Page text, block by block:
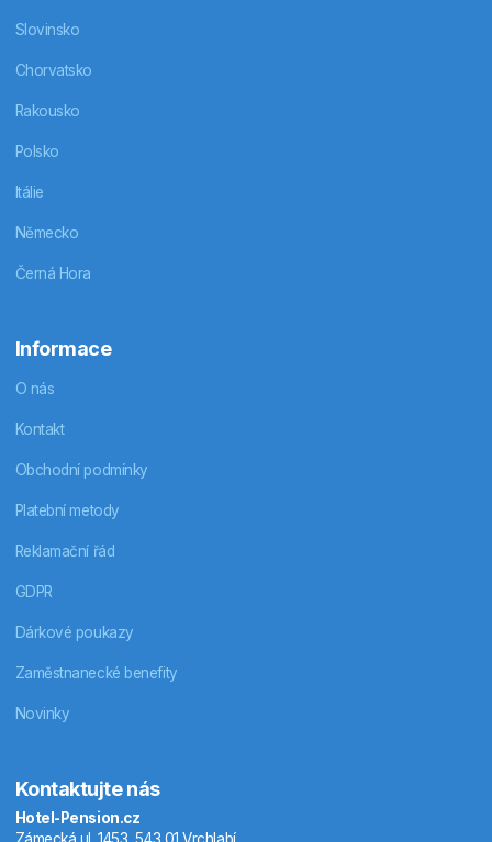
Slovinsko
Chorvatsko
Rakousko
Polsko
Itálie
Německo
Černá Hora
Informace
O nás
Kontakt
Obchodní podmínky
Platební metody
Reklamační řád
GDPR
Dárkové poukazy
Zaměstnanecké benefity
Novinky
Kontaktujte nás
Hotel-Pension.cz